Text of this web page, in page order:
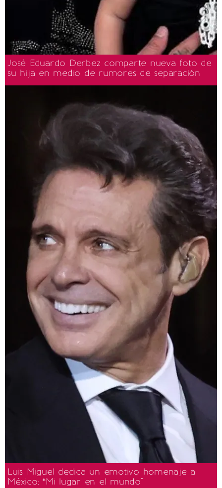
José Eduardo Derbez comparte nueva foto de
su hija en medio de rumores de separación
Luis Miguel dedica un emotivo homenaje a
México: “Mi lugar en el mundo"